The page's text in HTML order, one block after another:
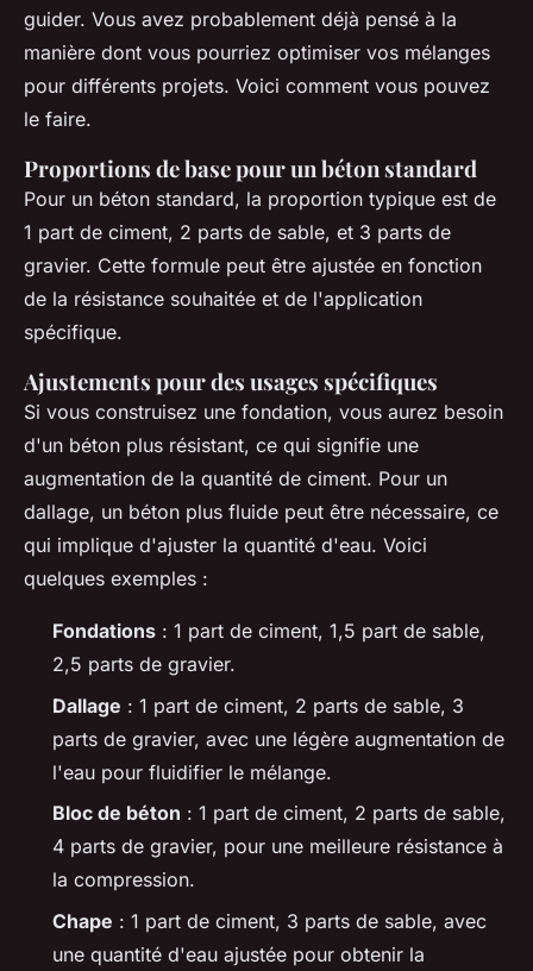
guider. Vous avez probablement déjà pensé à la
manière dont vous pourriez optimiser vos mélanges
pour différents projets. Voici comment vous pouvez
le faire.
Proportions de base pour un béton standard
Pour un béton standard, la proportion typique est de
1 part de ciment, 2 parts de sable, et 3 parts de
gravier. Cette formule peut être ajustée en fonction
de la résistance souhaitée et de l'application
spécifique.
Ajustements pour des usages spécifiques
Si vous construisez une fondation, vous aurez besoin
d'un béton plus résistant, ce qui signifie une
augmentation de la quantité de ciment. Pour un
dallage, un béton plus fluide peut être nécessaire, ce
qui implique d'ajuster la quantité d'eau. Voici
quelques exemples :
Fondations : 1 part de ciment, 1,5 part de sable,
2,5 parts de gravier.
Dallage : 1 part de ciment, 2 parts de sable, 3
parts de gravier, avec une légère augmentation de
l'eau pour fluidifier le mélange.
Bloc de béton : 1 part de ciment, 2 parts de sable,
4 parts de gravier, pour une meilleure résistance à
la compression.
Chape : 1 part de ciment, 3 parts de sable, avec
une quantité d'eau ajustée pour obtenir la